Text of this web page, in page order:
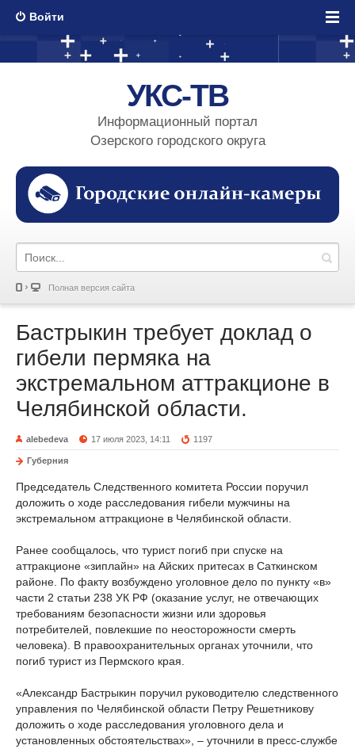
Войти
УКС-ТВ
Информационный портал
Озерского городского округа
Полная версия сайта
Бастрыкин требует доклад о
гибели пермяка на
экстремальном аттракционе в
Челябинской области.
alebedeva 17 июля 2023, 14:11 1197
Губерния
Председатель Следственного комитета России поручил
доложить о ходе расследования гибели мужчины на
экстремальном аттракционе в Челябинской области.
Ранее сообщалось, что турист погиб при спуске на
аттракционе «зиплайн» на Айских притесах в Саткинском
районе. По факту возбуждено уголовное дело по пункту «в»
части 2 статьи 238 УК РФ (оказание услуг, не отвечающих
требованиям безопасности жизни или здоровья
потребителей, повлекшие по неосторожности смерть
человека). В правоохранительных органах уточнили, что
погиб турист из Пермского края.
«Александр Бастрыкин поручил руководителю следственного
управления по Челябинской области Петру Решетникову
доложить о ходе расследования уголовного дела и
установленных обстоятельствах», – уточнили в пресс-службе